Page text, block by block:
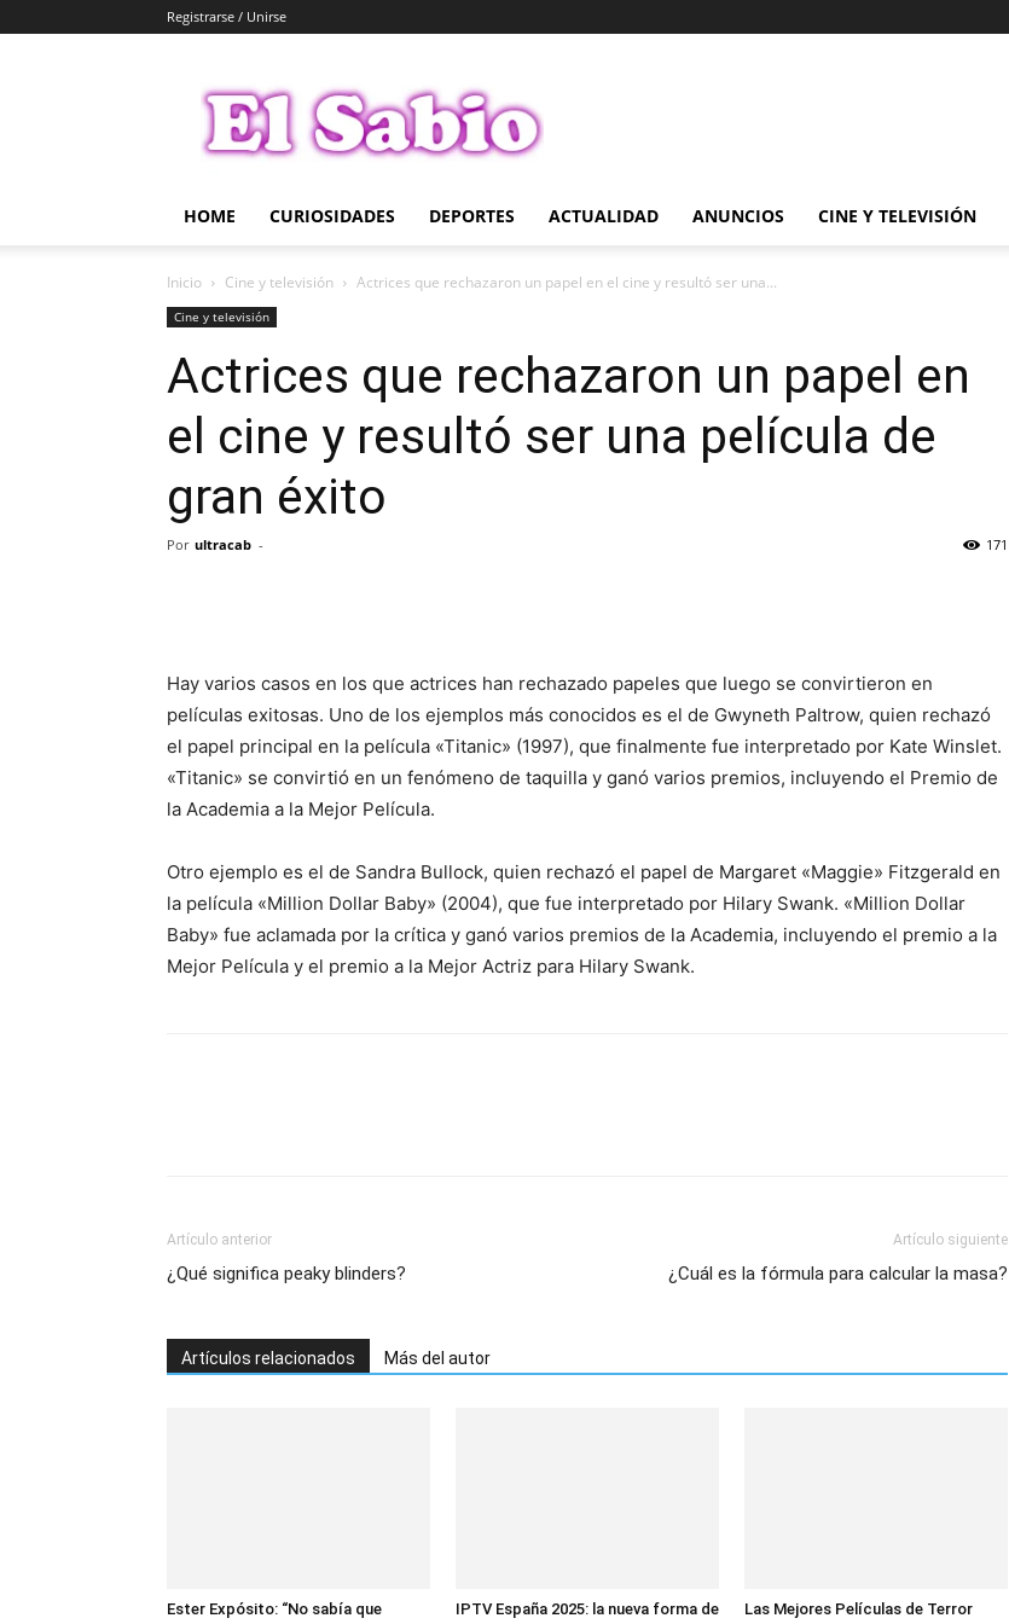
Registrarse / Unirse
Sabio
HOME CURIOSIDADES DEPORTES ACTUALIDAD ANUNCIOS CINE Y TELEVISIÓN
Inicio Cine y televisión Actrices que rechazaron un papel en el cine y resultó ser una...
Cine y televisión
Actrices que rechazaron un papel en
el cine y resultó ser una película de
gran éxito
Por ultracab - 171
Hay varios casos en los que actrices han rechazado papeles que luego se convirtieron en
películas exitosas. Uno de los ejemplos más conocidos es el de Gwyneth Paltrow, quien rechazó
el papel principal en la película «Titanic» (1997), que finalmente fue interpretado por Kate Winslet.
«Titanic» se convirtió en un fenómeno de taquilla y ganó varios premios, incluyendo el Premio de
la Academia a la Mejor Película.
Otro ejemplo es el de Sandra Bullock, quien rechazó el papel de Margaret «Maggie» Fitzgerald en
la película «Million Dollar Baby» (2004), que fue interpretado por Hilary Swank. «Million Dollar
Baby» fue aclamada por la crítica y ganó varios premios de la Academia, incluyendo el premio a la
Mejor Película y el premio a la Mejor Actriz para Hilary Swank.
Artículo anterior
¿Qué significa peaky blinders?
Artículo siguiente
¿Cuál es la fórmula para calcular la masa?
Artículos relacionados Más del autor
Ester Expósito: “No sabía que IPTV España 2025: la nueva forma de Las Mejores Películas de Terror